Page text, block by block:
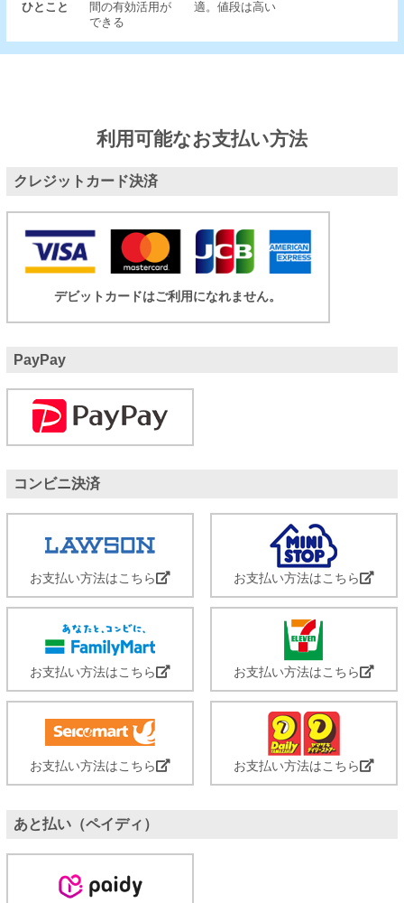
ひとこと
間の有効活用が
できる
適。値段は高い
利用可能なお支払い方法
クレジットカード決済
デビットカードはご利用になれません。
PayPay
コンビニ決済
お支払い方法はこちら お支払い方法はこちら
お支払い方法はこちら お支払い方法はこちら
お支払い方法はこちら お支払い方法はこちら
あと払い（ペイディ）